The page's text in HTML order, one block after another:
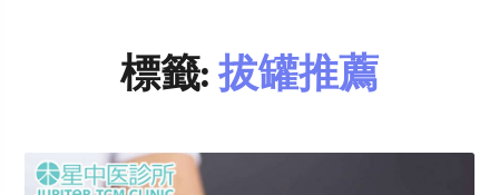
標籤:拔罐推薦